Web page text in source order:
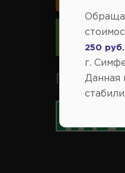
Следить
250 руб.
г.
Данная